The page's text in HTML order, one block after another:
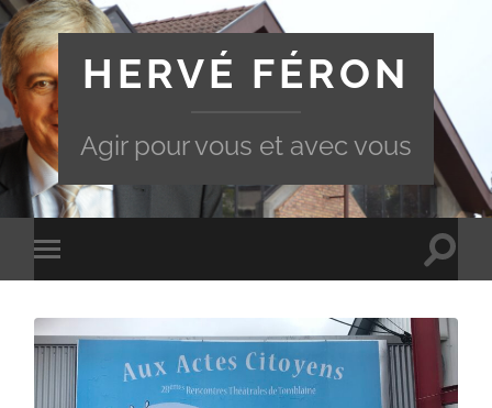
HERVÉ FÉRON
Agir pour vous et avec vous
Toggle
mobile
Toggle